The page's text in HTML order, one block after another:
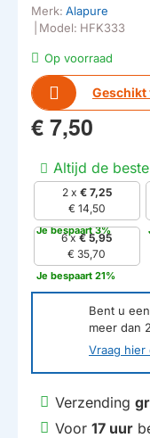
Op voorraad
Geschikt
Merk: Alapure
Model: HFK333
€ 7,50
Altijd de
2 x € 7,25
€ 14,50
Je bespaart 3%
6 x€ 5,95
€ 35,70
Je bespaart 21%
Bent u
meer dan
Vraag hier
Verzending
Voor 17 uur